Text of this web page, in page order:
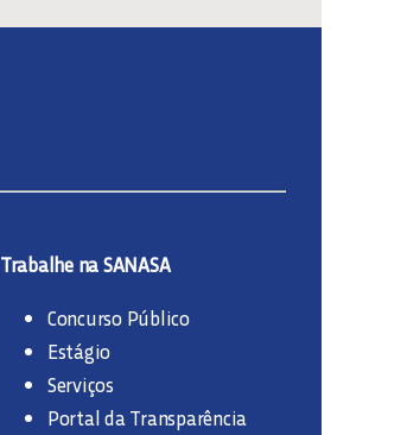
Trabalhe na SANASA
Concurso Público
Estágio
Serviços
Portal da Transparência